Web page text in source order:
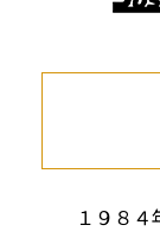
１９８４